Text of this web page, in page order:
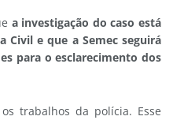
a investigação do caso está
Civil e que a Semec seguirá
para o esclarecimento dos
trabalhos da polícia. Esse